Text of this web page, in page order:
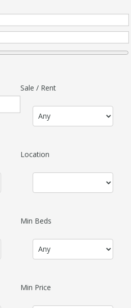
Sale / Rent
Location
Min Beds
Min Price